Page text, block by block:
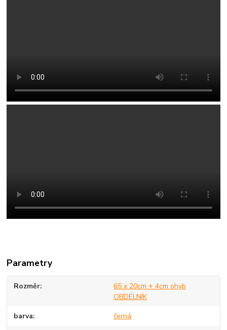
Parametry
Rozměr
65 x 20cm + 4cm ohyb
OBDÉLNÍK
barva černá